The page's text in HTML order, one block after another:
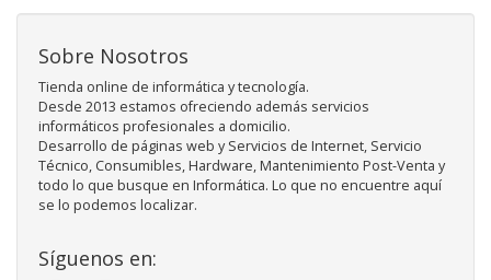
Sobre Nosotros
Tienda online de informática y tecnología.
Desde 2013 estamos ofreciendo además servicios
informáticos profesionales a domicilio.
Desarrollo de páginas web y Servicios de Internet, Servicio
Técnico, Consumibles, Hardware, Mantenimiento Post-Venta y
todo lo que busque en Informática. Lo que no encuentre aquí
se lo podemos localizar.
Síguenos en: